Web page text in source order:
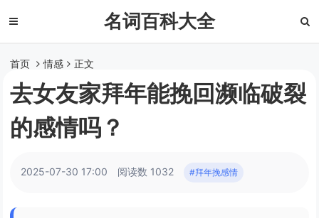
名词百科大全
首页 情感 正文
去女友家拜年能挽回濒临破裂
的感情吗？
2025-07-30 17:00 阅读数 1032 #拜年挽感情